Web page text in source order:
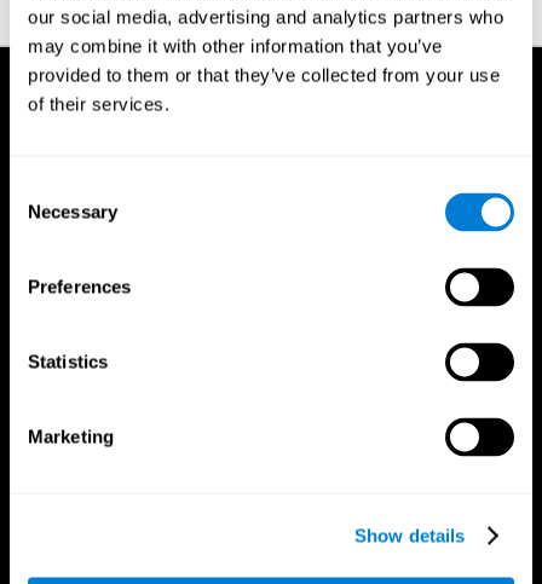
our social media, advertising and analytics partners who
may combine it with other information that you’ve
provided to them or that they’ve collected from your use
of their services.
Selection
Necessary
Preferences
Statistics
Marketing
Show details